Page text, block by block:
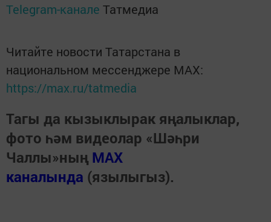
Telegram-канале Татмедиа
Читайте новости Татарстана в
национальном мессенджере MАХ:
https://max.ru/tatmedia
Тагы да кызыклырак яңалыклар,
фото һәм видеолар «Шәһри
Чаллы»ның MAX
каналында (язылыгыз).